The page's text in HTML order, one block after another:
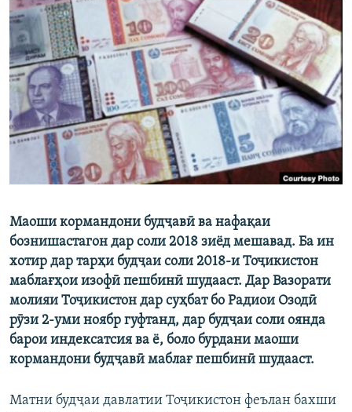
НИГОРИСТОН
ГУЗОРИШҲОИ РАДИОӢ
КИТОБҲОИ ОЗОДӢ
Русский
ПАЙГИРӢ КУНЕД
Маоши кормандони будҷавӣ ва нафақаи
бознишастагон дар соли 2018 зиёд мешавад. Ба ин
хотир дар тарҳи будҷаи соли 2018-и Тоҷикистон
маблағҳои изофӣ пешбинӣ шудааст. Дар Вазорати
молияи Тоҷикистон дар суҳбат бо Радиои Озодӣ
рӯзи 2-уми ноябр гуфтанд, дар будҷаи соли оянда
барои индексатсия ва ё, боло бурдани маоши
кормандони будҷавӣ маблағ пешбинӣ шудааст.
Матни будҷаи давлатии Тоҷикистон феълан бахши